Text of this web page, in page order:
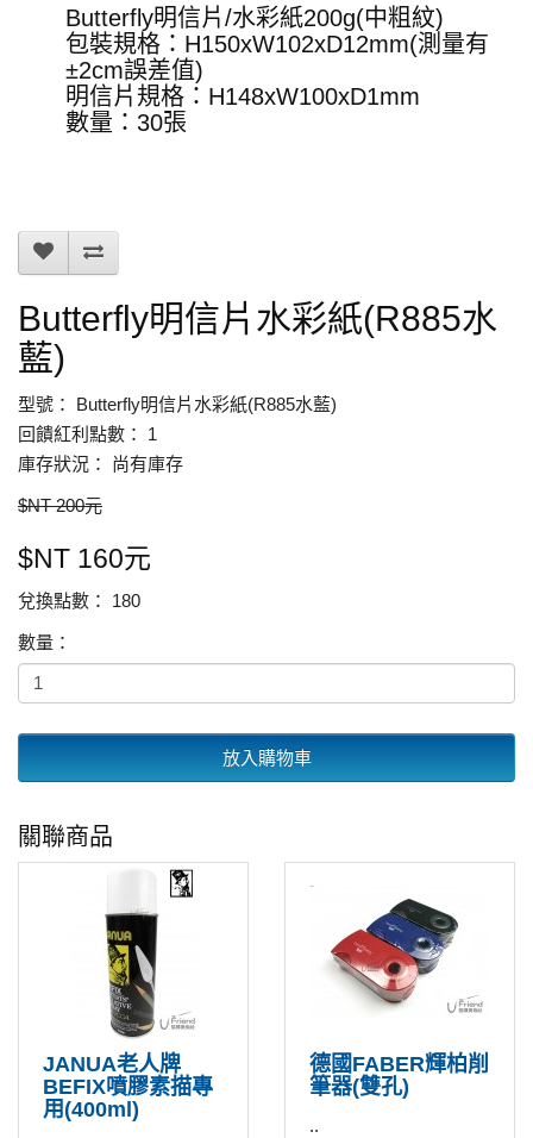
Butterfly明信片/水彩紙200g(中粗紋)
包裝規格：H150xW102xD12mm(測量有
±2cm誤差值)
明信片規格：H148xW100xD1mm
數量：30張
Butterfly明信片水彩紙(R885水
藍)
型號： Butterfly明信片水彩紙(R885水藍)
回饋紅利點數： 1
庫存狀況： 尚有庫存
$NT 200元
$NT 160元
兌換點數： 180
數量：
放入購物車
關聯商品
JANUA老人牌
BEFIX噴膠素描專
用(400ml)
德國FABER輝柏削
筆器(雙孔)
..